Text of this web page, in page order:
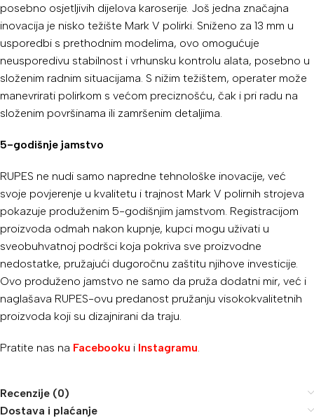
posebno osjetljivih dijelova karoserije. Još jedna značajna
inovacija je nisko težište Mark V polirki. Sniženo za 13 mm u
usporedbi s prethodnim modelima, ovo omogućuje
neusporedivu stabilnost i vrhunsku kontrolu alata, posebno u
složenim radnim situacijama. S nižim težištem, operater može
manevrirati polirkom s većom preciznošću, čak i pri radu na
složenim površinama ili zamršenim detaljima.
5-godišnje jamstvo
RUPES ne nudi samo napredne tehnološke inovacije, već
svoje povjerenje u kvalitetu i trajnost Mark V polirnih strojeva
pokazuje produženim 5-godišnjim jamstvom. Registracijom
proizvoda odmah nakon kupnje, kupci mogu uživati ​​u
sveobuhvatnoj podršci koja pokriva sve proizvodne
nedostatke, pružajući dugoročnu zaštitu njihove investicije.
Ovo produženo jamstvo ne samo da pruža dodatni mir, već i
naglašava RUPES-ovu predanost pružanju visokokvalitetnih
proizvoda koji su dizajnirani da traju.
Pratite nas na Facebooku i Instagramu.
Recenzije (0)
Dostava i plaćanje